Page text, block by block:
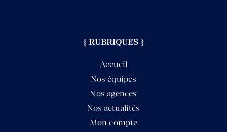
{ RUBRIQUES }
Accueil
Nos équipes
Nos agences
Nos actualités
Mon compte